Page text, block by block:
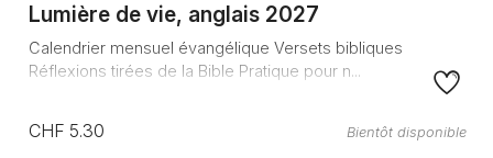
Lumière de vie, anglais 2027
Calendrier mensuel évangélique Versets bibliques
Réflexions tirées de la Bible Pratique pour n...
CHF 5.30 Bientôt disponible